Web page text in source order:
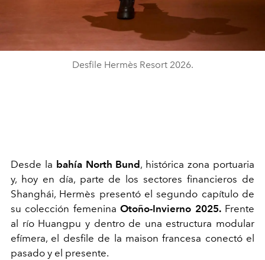
Desfile Hermès Resort 2026.
Desde la bahía North Bund , histórica zona portuaria
y, hoy en día, parte de los sectores financieros de
Shanghái, Hermès presentó el segundo capítulo de
su colección femeninaOtoño-Invierno 2025.Frente
al río Huangpu y dentro de una estructura modular
efímera, el desfile de la maison francesa conectó el
pasado y el presente.